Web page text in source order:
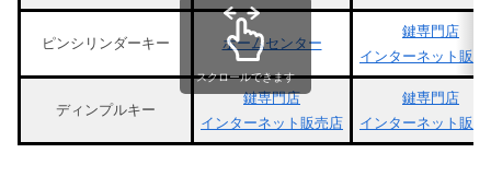
ピンシリンダーキー ホームセンター
鍵専門店
インターネット販売
ディンプルキー
鍵専門店
インターネット販売店
鍵専門店
インターネット販売
スクロールできます